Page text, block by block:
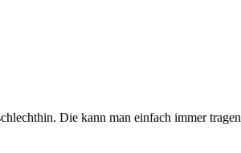
Die kann man einfach immer